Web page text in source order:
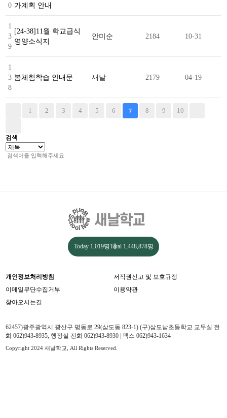
0 가계획 안내
1
3
9
[24-38]11월 학교급식
영양소식지
안미순 2184 10-31
1
3
8
봄체험학습 안내문 새날 2179 04-19
1 2 3 4 5 6 7 8 9 10
검색
Today 1,019명Total 1,448,878명
개인정보처리방침
저작권신고 및 보호규정
이메일무단수집거부
이용약관
찾아오시는길
62457)광주광역시 광산구 평동로 29(삼도동 823-1) (구)삼도남초등학교 교무실 전
화 062)943-8935, 행정실 전화 062)943-8930 | 팩스 062)943-1634
Copyright 2024 새날학교, All Rights Reserved.